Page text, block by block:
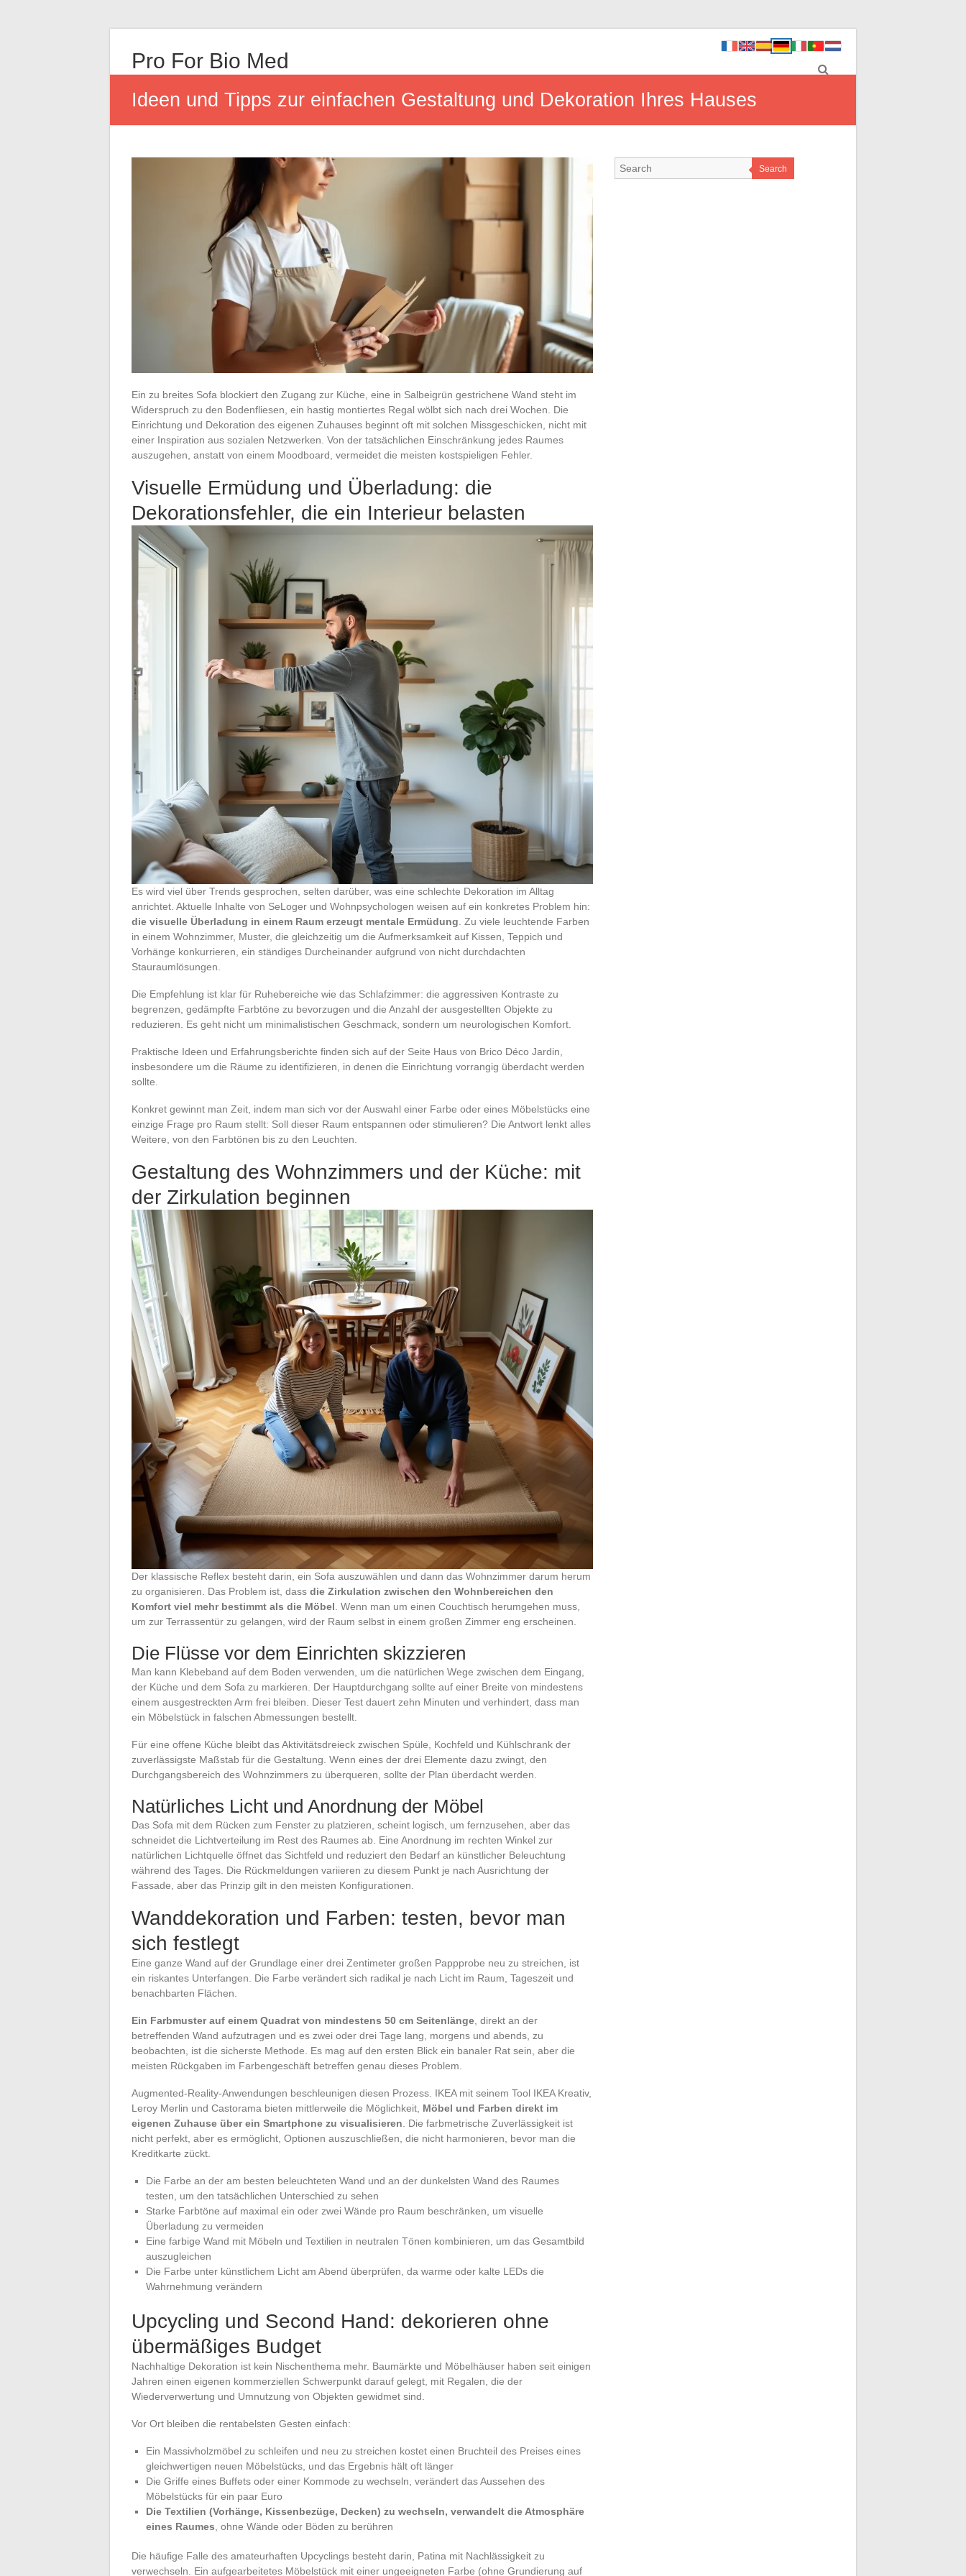
Pro For Bio Med
Ideen und Tipps zur einfachen Gestaltung und Dekoration Ihres Hauses
Ein zu breites Sofa blockiert den Zugang zur Küche, eine in Salbeigrün gestrichene Wand steht im
Widerspruch zu den Bodenfliesen, ein hastig montiertes Regal wölbt sich nach drei Wochen. Die
Einrichtung und Dekoration des eigenen Zuhauses beginnt oft mit solchen Missgeschicken, nicht mit
einer Inspiration aus sozialen Netzwerken. Von der tatsächlichen Einschränkung jedes Raumes
auszugehen, anstatt von einem Moodboard, vermeidet die meisten kostspieligen Fehler.
Visuelle Ermüdung und Überladung: die
Dekorationsfehler, die ein Interieur belasten
Es wird viel über Trends gesprochen, selten darüber, was eine schlechte Dekoration im Alltag
anrichtet. Aktuelle Inhalte von SeLoger und Wohnpsychologen weisen auf ein konkretes Problem hin:
die visuelle Überladung in einem Raum erzeugt mentale Ermüdung. Zu viele leuchtende Farben
in einem Wohnzimmer, Muster, die gleichzeitig um die Aufmerksamkeit auf Kissen, Teppich und
Vorhänge konkurrieren, ein ständiges Durcheinander aufgrund von nicht durchdachten
Stauraumlösungen.
Die Empfehlung ist klar für Ruhebereiche wie das Schlafzimmer: die aggressiven Kontraste zu
begrenzen, gedämpfte Farbtöne zu bevorzugen und die Anzahl der ausgestellten Objekte zu
reduzieren. Es geht nicht um minimalistischen Geschmack, sondern um neurologischen Komfort.
Praktische Ideen und Erfahrungsberichte finden sich auf der Seite Haus von Brico Déco Jardin,
insbesondere um die Räume zu identifizieren, in denen die Einrichtung vorrangig überdacht werden
sollte.
Konkret gewinnt man Zeit, indem man sich vor der Auswahl einer Farbe oder eines Möbelstücks eine
einzige Frage pro Raum stellt: Soll dieser Raum entspannen oder stimulieren? Die Antwort lenkt alles
Weitere, von den Farbtönen bis zu den Leuchten.
Gestaltung des Wohnzimmers und der Küche: mit
der Zirkulation beginnen
Der klassische Reflex besteht darin, ein Sofa auszuwählen und dann das Wohnzimmer darum herum
zu organisieren. Das Problem ist, dass die Zirkulation zwischen den Wohnbereichen den
Komfort viel mehr bestimmt als die Möbel . Wenn man um einen Couchtisch herumgehen muss,
um zur Terrassentür zu gelangen, wird der Raum selbst in einem großen Zimmer eng erscheinen.
Die Flüsse vor dem Einrichten skizzieren
Man kann Klebeband auf dem Boden verwenden, um die natürlichen Wege zwischen dem Eingang,
der Küche und dem Sofa zu markieren. Der Hauptdurchgang sollte auf einer Breite von mindestens
einem ausgestreckten Arm frei bleiben. Dieser Test dauert zehn Minuten und verhindert, dass man
ein Möbelstück in falschen Abmessungen bestellt.
Für eine offene Küche bleibt das Aktivitätsdreieck zwischen Spüle, Kochfeld und Kühlschrank der
zuverlässigste Maßstab für die Gestaltung. Wenn eines der drei Elemente dazu zwingt, den
Durchgangsbereich des Wohnzimmers zu überqueren, sollte der Plan überdacht werden.
Natürliches Licht und Anordnung der Möbel
Das Sofa mit dem Rücken zum Fenster zu platzieren, scheint logisch, um fernzusehen, aber das
schneidet die Lichtverteilung im Rest des Raumes ab. Eine Anordnung im rechten Winkel zur
natürlichen Lichtquelle öffnet das Sichtfeld und reduziert den Bedarf an künstlicher Beleuchtung
während des Tages. Die Rückmeldungen variieren zu diesem Punkt je nach Ausrichtung der
Fassade, aber das Prinzip gilt in den meisten Konfigurationen.
Wanddekoration und Farben: testen, bevor man
sich festlegt
Eine ganze Wand auf der Grundlage einer drei Zentimeter großen Pappprobe neu zu streichen, ist
ein riskantes Unterfangen. Die Farbe verändert sich radikal je nach Licht im Raum, Tageszeit und
benachbarten Flächen.
Ein Farbmuster auf einem Quadrat von mindestens 50 cm Seitenlänge , direkt an der
betreffenden Wand aufzutragen und es zwei oder drei Tage lang, morgens und abends, zu
beobachten, ist die sicherste Methode. Es mag auf den ersten Blick ein banaler Rat sein, aber die
meisten Rückgaben im Farbengeschäft betreffen genau dieses Problem.
Augmented-Reality-Anwendungen beschleunigen diesen Prozess. IKEA mit seinem Tool IKEA Kreativ,
Leroy Merlin und Castorama bieten mittlerweile die Möglichkeit, Möbel und Farben direkt im
eigenen Zuhause über ein Smartphone zu visualisieren . Die farbmetrische Zuverlässigkeit ist
nicht perfekt, aber es ermöglicht, Optionen auszuschließen, die nicht harmonieren, bevor man die
Kreditkarte zückt.
Die Farbe an der am besten beleuchteten Wand und an der dunkelsten Wand des Raumes
testen, um den tatsächlichen Unterschied zu sehen
Starke Farbtöne auf maximal ein oder zwei Wände pro Raum beschränken, um visuelle
Überladung zu vermeiden
Eine farbige Wand mit Möbeln und Textilien in neutralen Tönen kombinieren, um das Gesamtbild
auszugleichen
Die Farbe unter künstlichem Licht am Abend überprüfen, da warme oder kalte LEDs die
Wahrnehmung verändern
Upcycling und Second Hand: dekorieren ohne
übermäßiges Budget
Nachhaltige Dekoration ist kein Nischenthema mehr. Baumärkte und Möbelhäuser haben seit einigen
Jahren einen eigenen kommerziellen Schwerpunkt darauf gelegt, mit Regalen, die der
Wiederverwertung und Umnutzung von Objekten gewidmet sind.
Vor Ort bleiben die rentabelsten Gesten einfach:
Ein Massivholzmöbel zu schleifen und neu zu streichen kostet einen Bruchteil des Preises eines
gleichwertigen neuen Möbelstücks, und das Ergebnis hält oft länger
Die Griffe eines Buffets oder einer Kommode zu wechseln, verändert das Aussehen des
Möbelstücks für ein paar Euro
Die Textilien (Vorhänge, Kissenbezüge, Decken) zu wechseln, verwandelt die Atmosphäre
eines Raumes , ohne Wände oder Böden zu berühren
Die häufige Falle des amateurhaften Upcyclings besteht darin, Patina mit Nachlässigkeit zu
verwechseln. Ein aufgearbeitetes Möbelstück mit einer ungeeigneten Farbe (ohne Grundierung auf
Search